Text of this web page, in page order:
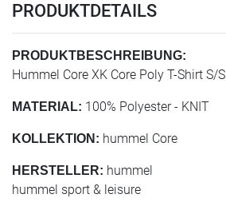
PRODUKTDETAILS
PRODUKTBESCHREIBUNG:
Hummel Core XK Core Poly T-Shirt S/S
MATERIAL: 100% Polyester - KNIT
KOLLEKTION: hummel Core
HERSTELLER: hummel
hummel sport & leisure